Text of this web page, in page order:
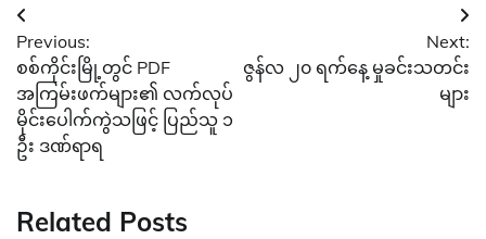
Post
navigation
Previous:
စစ်ကိုင်းမြို့တွင် PDF
အကြမ်းဖက်များ၏ လက်လုပ်
မိုင်းပေါက်ကွဲသဖြင့် ပြည်သူ ၁
ဦး ဒဏ်ရာရ
Next:
ဇွန်လ ၂၀ ရက်နေ့ မှုခင်းသတင်း
များ
Related Posts